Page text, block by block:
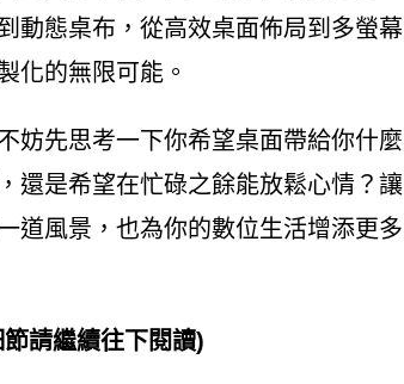
動態桌布，從高效桌面佈局到多螢幕
化的無限可能。
妨先思考一下你希望桌面帶給你什麼
還是希望在忙碌之餘能放鬆心情？讓
道風景，也為你的數位生活增添更多
請繼續往下閱讀)